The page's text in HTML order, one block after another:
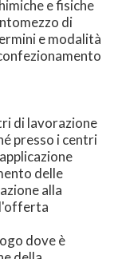
e fisiche
di
e modalità
di lavorazione
presso i centri
delle
alla
dove è